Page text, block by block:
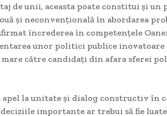
de unii, aceasta poate constitui și un
și neconvențională în abordarea
încrederea în competențele
unor politici publice inovatoare
către candidați din afara sferei
apel la unitate și dialog constructiv în
importante ar trebui să fie